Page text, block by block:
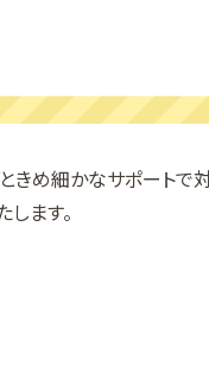
め細かなサポートで対
ます。